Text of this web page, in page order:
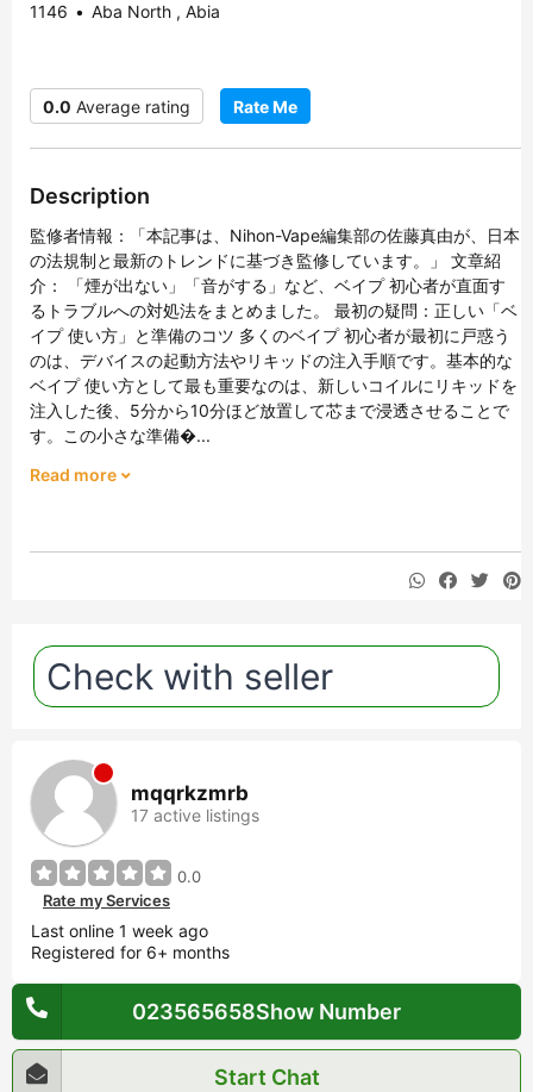
1146
Aba North , Abia
0.0 Average rating Rate Me
Description
監修者情報：「本記事は、Nihon-Vape編集部の佐藤真由が、日本
の法規制と最新のトレンドに基づき監修しています。」 文章紹
介： 「煙が出ない」「音がする」など、ベイプ 初心者が直面す
るトラブルへの対処法をまとめました。 最初の疑問：正しい「ベ
イプ 使い方」と準備のコツ 多くのベイプ 初心者が最初に戸惑う
のは、デバイスの起動方法やリキッドの注入手順です。基本的な
ベイプ 使い方として最も重要なのは、新しいコイルにリキッドを
注入した後、5分から10分ほど放置して芯まで浸透させることで
す。この小さな準備�...
Read more
Check with seller
mqqrkzmrb
17 active listings
0.0
Rate my Services
Last online 1 week ago
Registered for 6+ months
023565658Show Number
Start Chat